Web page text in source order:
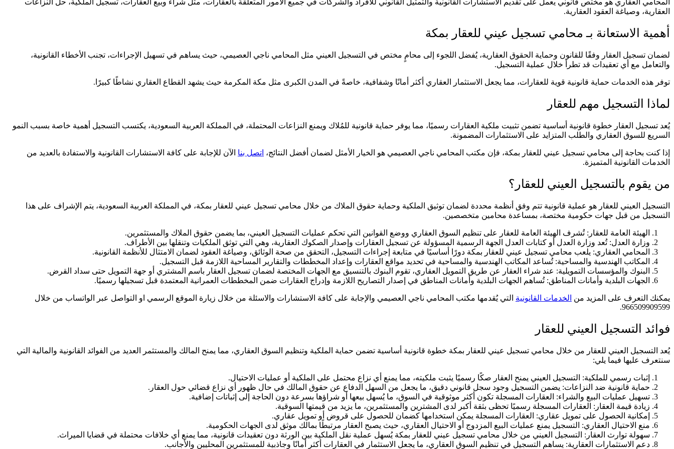
المحامي العقاري هو مختص قانوني يعمل على تقديم الاستشارات القانونية والتمثيل القانوني للأفراد والشركات في جميع الأمور المتعلقة بالعقارات، مثل شراء وبيع العقارات، تسجيل الملكية، حل النزاعات
العقارية، وصياغة العقود العقارية.
أهمية الاستعانة بـ محامي تسجيل عيني للعقار بمكة
لضمان تسجيل العقار وفقًا للقانون وحماية الحقوق العقارية، يُفضل اللجوء إلى محامٍ مختص في التسجيل العيني مثل المحامي ناجي العصيمي، حيث يساهم في تسهيل الإجراءات، تجنب الأخطاء القانونية،
والتعامل مع أي تعقيدات قد تطرأ خلال عملية التسجيل.
توفر هذه الخدمات حماية قانونية قوية للعقارات، مما يجعل الاستثمار العقاري أكثر أمانًا وشفافية، خاصةً في المدن الكبرى مثل مكة المكرمة حيث يشهد القطاع العقاري نشاطًا كبيرًا.
لماذا التسجيل مهم للعقار
يُعد تسجيل العقار خطوة قانونية أساسية تضمن تثبيت ملكية العقارات رسميًا، مما يوفر حماية قانونية للمُلاك ويمنع النزاعات المحتملة، في المملكة العربية السعودية، يكتسب التسجيل أهمية خاصة بسبب النمو
السريع للسوق العقاري والطلب المتزايد على الاستثمارات المضمونة.
إذا كنت بحاجة إلى محامي تسجيل عيني للعقار بمكة، فإن مكتب المحامي ناجي العصيمي هو الخيار الأمثل لضمان أفضل النتائج، اتصل بنا الآن للإجابة على كافة الاستشارات القانونية والاستفادة بالعديد من
الخدمات القانونية المتميزة.
من يقوم بالتسجيل العيني للعقار؟
التسجيل العيني للعقار هو عملية قانونية تتم وفق أنظمة محددة لضمان توثيق الملكية وحماية حقوق الملاك من خلال محامي تسجيل عيني للعقار بمكة، في المملكة العربية السعودية، يتم الإشراف على هذا
التسجيل من قبل جهات حكومية مختصة، بمساعدة محامين متخصصين.
الهيئة العامة للعقار: تُشرف الهيئة العامة للعقار على تنظيم السوق العقاري ووضع القوانين التي تحكم عمليات التسجيل العيني، بما يضمن حقوق الملاك والمستثمرين.
وزارة العدل: تُعد وزارة العدل أو كتابات العدل الجهة الرسمية المسؤولة عن تسجيل العقارات وإصدار الصكوك العقارية، وهي التي توثق الملكيات وتنقلها بين الأطراف.
المحامي العقاري: يلعب محامي تسجيل عيني للعقار بمكة دورًا أساسيًا في متابعة إجراءات التسجيل، التحقق من صحة الوثائق، وصياغة العقود لضمان الامتثال للأنظمة القانونية.
المكاتب الهندسية والمساحية: تُساعد المكاتب الهندسية والمساحية في تحديد مواقع العقارات وإعداد المخططات والتقارير المساحية اللازمة قبل التسجيل.
البنوك والمؤسسات التمويلية: عند شراء العقار عن طريق التمويل العقاري، تقوم البنوك بالتنسيق مع الجهات المختصة لضمان تسجيل العقار باسم المشتري أو جهة التمويل حتى سداد القرض.
الجهات البلدية وأمانات المناطق: تُساهم الجهات البلدية وأمانات المناطق في إصدار التصاريح اللازمة وإدراج العقارات ضمن المخططات العمرانية المعتمدة قبل تسجيلها رسميًا.
يمكنك التعرف على المزيد من الخدمات القانونية التي يُقدمها مكتب المحامي ناجي العصيمي والإجابة على كافة الاستشارات والاسئلة من خلال زيارة الموقع الرسمي او التواصل عبر الواتساب من خلال
966509909599.
فوائد التسجيل العيني للعقار
يُعد التسجيل العيني للعقار من خلال محامي تسجيل عيني للعقار بمكة خطوة قانونية أساسية تضمن حماية الملكية وتنظيم السوق العقاري، مما يمنح المالك والمستثمر العديد من الفوائد القانونية والمالية التي
سنتعرف عليها فيما يلي:
إثبات رسمي للملكية: التسجيل العيني يمنح العقار صكًا رسميًا يثبت ملكيته، مما يمنع أي نزاع محتمل على الملكية أو عمليات الاحتيال.
حماية قانونية ضد النزاعات: يضمن التسجيل وجود سجل قانوني دقيق، ما يجعل من السهل الدفاع عن حقوق المالك في حال ظهور أي نزاع قضائي حول العقار.
تسهيل عمليات البيع والشراء: العقارات المسجلة تكون أكثر موثوقية في السوق، ما يُسهل بيعها أو شراؤها بسرعة دون الحاجة إلى إثباتات إضافية.
زيادة قيمة العقار: العقارات المسجلة رسميًا تحظى بثقة أكبر لدى المشترين والمستثمرين، ما يزيد من قيمتها السوقية.
إمكانية الحصول على تمويل عقاري: العقارات المسجلة يمكن استخدامها كضمان للحصول على قروض أو تمويل عقاري.
منع الاحتيال العقاري: التسجيل يمنع عمليات البيع المزدوج أو الاحتيال العقاري، حيث يصبح العقار مرتبطًا بمالك موثق لدى الجهات الحكومية.
سهولة توارث العقار: التسجيل العيني من خلال محامي تسجيل عيني للعقار بمكة يُسهل عملية نقل الملكية بين الورثة دون تعقيدات قانونية، مما يمنع أي خلافات محتملة في قضايا الميراث.
دعم الاستثمارات العقارية: يساهم التسجيل في تنظيم السوق العقاري، ما يجعل الاستثمار في العقارات أكثر أمانًا وجاذبية للمستثمرين المحليين والأجانب.